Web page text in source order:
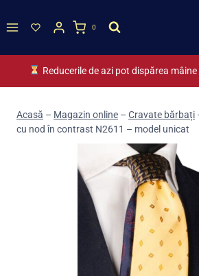
to
0
Reducerile de azi pot dispărea
Acasă – Magazin online – Cravate bărbați
cu nod în contrast N2611 – model unicat